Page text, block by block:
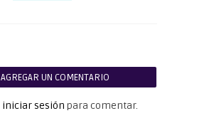
AGREGAR UN COMENTARIO
iniciar sesión para comentar.